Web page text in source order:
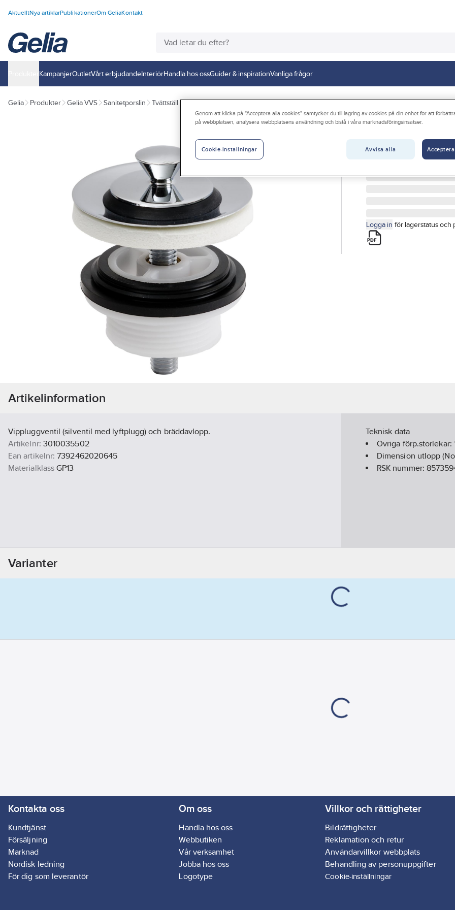
AktuelltNya artiklarPublikationerOm GeliaKontakt
KampanjerOutletVårt erbjudandeInteriörHandla hos ossGuider & inspirationVanliga frågor
Gelia Produkter Gelia VVS Sanitetporslin Tvättställ och reservdelar
Vippluggventil
VIPPLUGGVENTIL R32
Logga in för lagerstatus och
Artikelinformation
Vippluggventil (silventil med lyftplugg) och bräddavlopp.
Artikelnr: 3010035502
Ean artikelnr: 7392462020645
Materialklass GP13
Teknisk data
Övriga förp.storlekar:
Dimension utlopp
RSK nummer:
Varianter
Kontakta oss
Kundtjänst
Försäljning
Marknad
Nordisk ledning
För dig som leverantör
Om oss
Handla hos oss
Webbutiken
Vår verksamhet
Jobba hos oss
Logotype
Villkor och rättigheter
Bildrättigheter
Reklamation och retur
Användarvillkor webbplats
Behandling av personuppgifter
Cookie-inställningar
Genom att klicka på "Acceptera alla cookies" samtycker du till lagring av cookies på din enhet för att
på webbplatsen, analysera webbplatsens användning och bistå i våra marknadsföringsinsatser.
Avvisa alla
Cookie-inställningar